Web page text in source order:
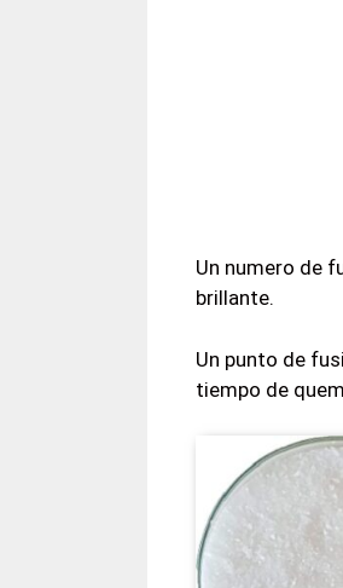
Un numero de
brillante.
Un punto de
tiempo de